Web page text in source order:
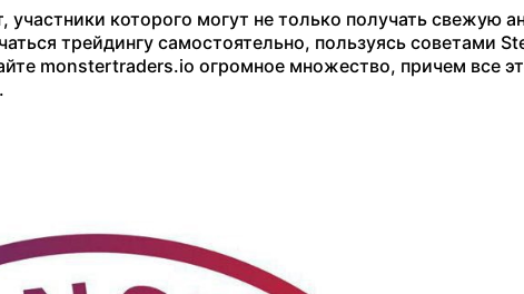
которого могут не только получать свежую
трейдингу самостоятельно, пользуясь советами
monstertraders.io огромное множество, причем все